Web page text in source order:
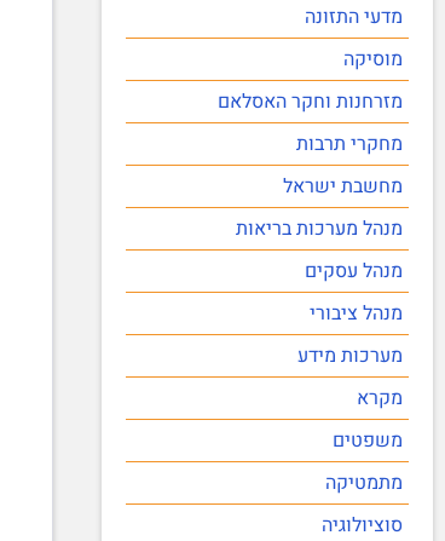
מדעי התזונה
מוסיקה
מזרחנות וחקר האסלאם
מחקרי תרבות
מחשבת ישראל
מנהל מערכות בריאות
מנהל עסקים
מנהל ציבורי
מערכות מידע
מקרא
משפטים
מתמטיקה
סוציולוגיה